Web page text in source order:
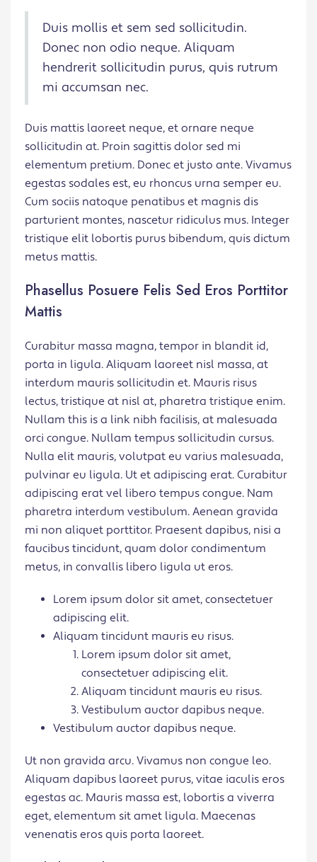
Duis mollis et sem sed sollicitudin.
Donec non odio neque. Aliquam
hendrerit sollicitudin purus, quis rutrum
mi accumsan nec.
Duis mattis laoreet neque, et ornare neque
sollicitudin at. Proin sagittis dolor sed mi
elementum pretium. Donec et justo ante. Vivamus
egestas sodales est, eu rhoncus urna semper eu.
Cum sociis natoque penatibus et magnis dis
parturient montes, nascetur ridiculus mus. Integer
tristique elit lobortis purus bibendum, quis dictum
metus mattis.
Phasellus Posuere Felis Sed Eros Porttitor
Mattis
Curabitur massa magna, tempor in blandit id,
porta in ligula. Aliquam laoreet nisl massa, at
interdum mauris sollicitudin et. Mauris risus
lectus, tristique at nisl at, pharetra tristique enim.
Nullam this is a link nibh facilisis, at malesuada
orci congue. Nullam tempus sollicitudin cursus.
Nulla elit mauris, volutpat eu varius malesuada,
pulvinar eu ligula. Ut et adipiscing erat. Curabitur
adipiscing erat vel libero tempus congue. Nam
pharetra interdum vestibulum. Aenean gravida
mi non aliquet porttitor. Praesent dapibus, nisi a
faucibus tincidunt, quam dolor condimentum
metus, in convallis libero ligula ut eros.
Lorem ipsum dolor sit amet, consectetuer
adipiscing elit.
Aliquam tincidunt mauris eu risus.
Lorem ipsum dolor sit amet,
consectetuer adipiscing elit.
Aliquam tincidunt mauris eu risus.
Vestibulum auctor dapibus neque.
Vestibulum auctor dapibus neque.
Ut non gravida arcu. Vivamus non congue leo.
Aliquam dapibus laoreet purus, vitae iaculis eros
egestas ac. Mauris massa est, lobortis a viverra
eget, elementum sit amet ligula. Maecenas
venenatis eros quis porta laoreet.